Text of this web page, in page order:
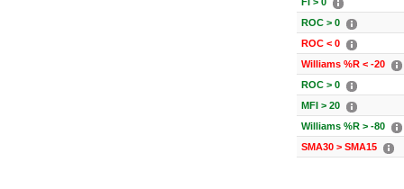
ROC > 0
ROC < 0
Williams %R < -20
ROC > 0
MFI > 20
Williams %R > -80
SMA30 > SMA15